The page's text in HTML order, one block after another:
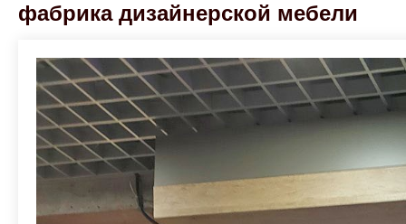
фабрика дизайнерской мебели